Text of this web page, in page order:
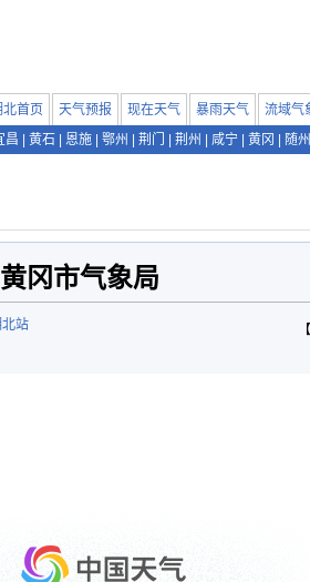
北首页 天气预报 现在天气 暴雨天气 流域气
昌 黄石 恩施 鄂州 荆门 荆州 咸宁 黄冈 随州
黄冈市气象局
站